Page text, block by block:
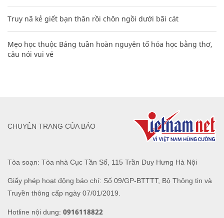
Truy nã kẻ giết bạn thân rồi chôn ngồi dưới bãi cát
Mẹo học thuộc Bảng tuần hoàn nguyên tố hóa học bằng thơ,
câu nói vui vẻ
Tòa soạn: Tòa nhà Cục Tần Số, 115 Trần Duy Hưng Hà Nội
Giấy phép hoạt động báo chí: Số 09/GP-BTTTT, Bộ Thông tin và
Truyền thông cấp ngày 07/01/2019.
Hotline nội dung: 0916118822
CHUYÊN TRANG CỦA BÁO